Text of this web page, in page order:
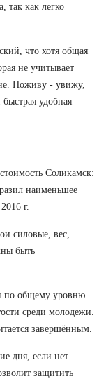
так как легко
что хотя общая
не учитывает
Поживу - увижу,
удобная
Соликамск:
наименьшее
г.
силовые, вес,
быть
по общему уровню
среди молодежи.
завершённым.
дня, если нет
защитить